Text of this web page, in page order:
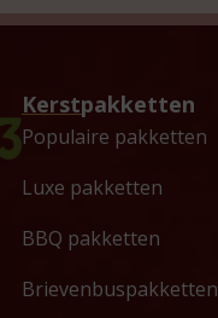
Kerstpakketten
Populaire pakketten
Luxe pakketten
BBQ pakketten
Brievenbuspakketten